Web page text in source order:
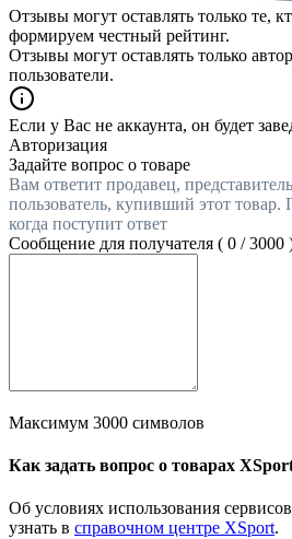
Отзывы могут оставлять только те,
формируем честный рейтинг.
Отзывы могут оставлять только
пользователи.
Если у Вас не аккаунта, он будет
Авторизация
Задайте вопрос о товаре
Вам ответит продавец,
пользователь, купивший этот
когда поступит ответ
Сообщение для получателя ( 0 /3000
Максимум 3000 символов
Как задать вопрос о товарах
Об условиях использования
узнать в справочном центре XSport.